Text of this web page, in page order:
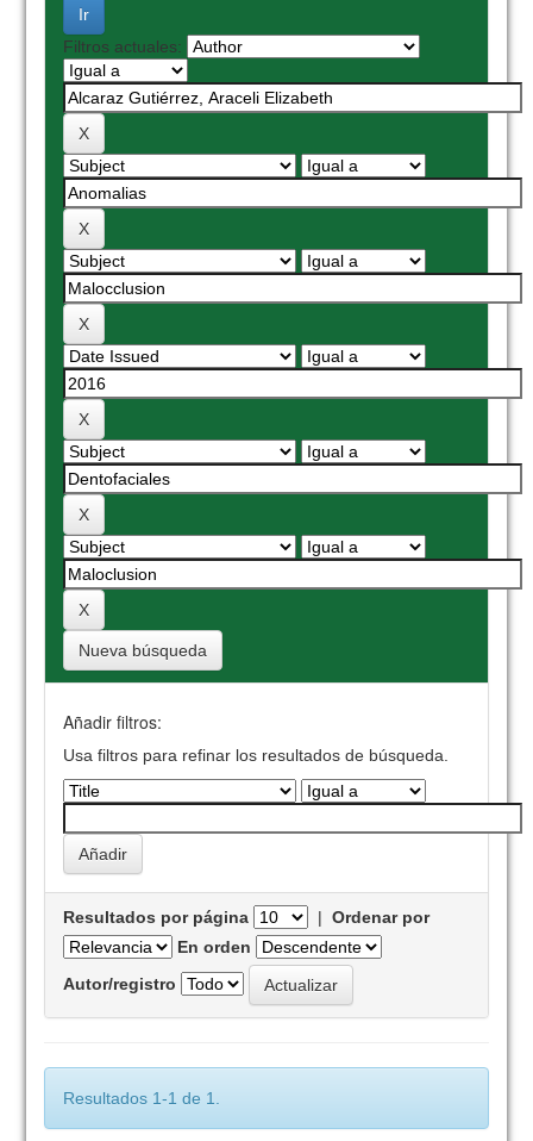
Filtros actuales:
Nueva búsqueda
Añadir filtros:
Usa filtros para refinar los resultados de búsqueda.
Resultados por página |Ordenar por
En orden
Autor/registro
Resultados 1-1 de 1.